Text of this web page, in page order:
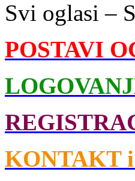
Svi oglasi –
POSTAVI
KONTAKT